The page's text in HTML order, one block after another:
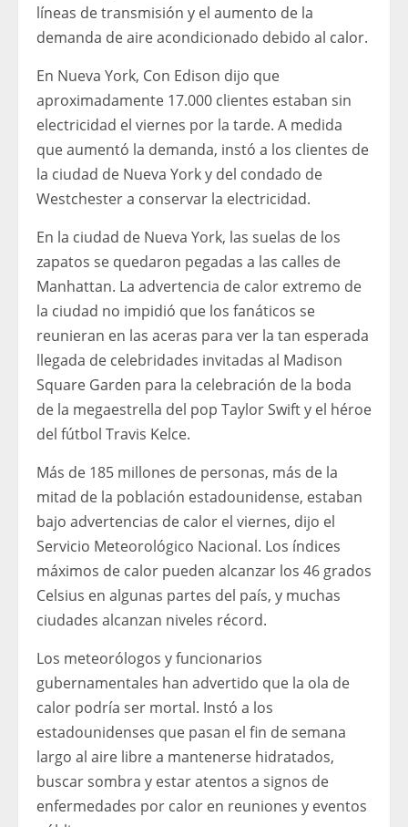
líneas de transmisión y el aumento de la
demanda de aire acondicionado debido al calor.
En Nueva York, Con Edison dijo que
aproximadamente 17.000 clientes estaban sin
electricidad el viernes por la tarde. A medida
que aumentó la demanda, instó a los clientes de
la ciudad de Nueva York y del condado de
Westchester a conservar la electricidad.
En la ciudad de Nueva York, las suelas de los
zapatos se quedaron pegadas a las calles de
Manhattan. La advertencia de calor extremo de
la ciudad no impidió que los fanáticos se
reunieran en las aceras para ver la tan esperada
llegada de celebridades invitadas al Madison
Square Garden para la celebración de la boda
de la megaestrella del pop Taylor Swift y el héroe
del fútbol Travis Kelce.
Más de 185 millones de personas, más de la
mitad de la población estadounidense, estaban
bajo advertencias de calor el viernes, dijo el
Servicio Meteorológico Nacional. Los índices
máximos de calor pueden alcanzar los 46 grados
Celsius en algunas partes del país, y muchas
ciudades alcanzan niveles récord.
Los meteorólogos y funcionarios
gubernamentales han advertido que la ola de
calor podría ser mortal. Instó a los
estadounidenses que pasan el fin de semana
largo al aire libre a mantenerse hidratados,
buscar sombra y estar atentos a signos de
enfermedades por calor en reuniones y eventos